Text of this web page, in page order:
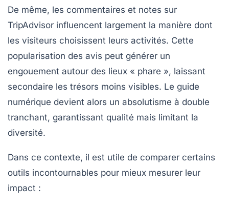
De même, les commentaires et notes sur
TripAdvisor influencent largement la manière dont
les visiteurs choisissent leurs activités. Cette
popularisation des avis peut générer un
engouement autour des lieux « phare », laissant
secondaire les trésors moins visibles. Le guide
numérique devient alors un absolutisme à double
tranchant, garantissant qualité mais limitant la
diversité.
Dans ce contexte, il est utile de comparer certains
outils incontournables pour mieux mesurer leur
impact :